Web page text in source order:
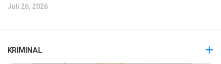
Juli 26, 2026
KRIMINAL